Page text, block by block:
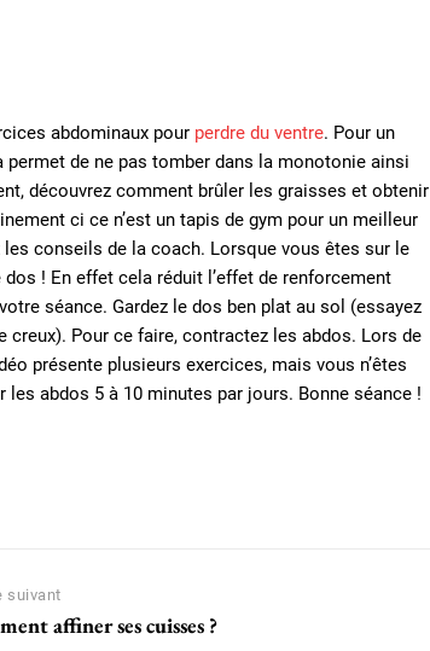
abdominaux pour perdre du ventre. Pour un
permet de ne pas tomber dans la monotonie ainsi
découvrez comment brûler les graisses et obtenir
ci ce n’est un tapis de gym pour un meilleur
conseils de la coach. Lorsque vous êtes sur le
! En effet cela réduit l’effet de renforcement
séance. Gardez le dos ben plat au sol (essayez
creux). Pour ce faire, contractez les abdos. Lors de
présente plusieurs exercices, mais vous n’êtes
abdos 5 à 10 minutes par jours. Bonne séance !
suivant
affiner ses cuisses ?